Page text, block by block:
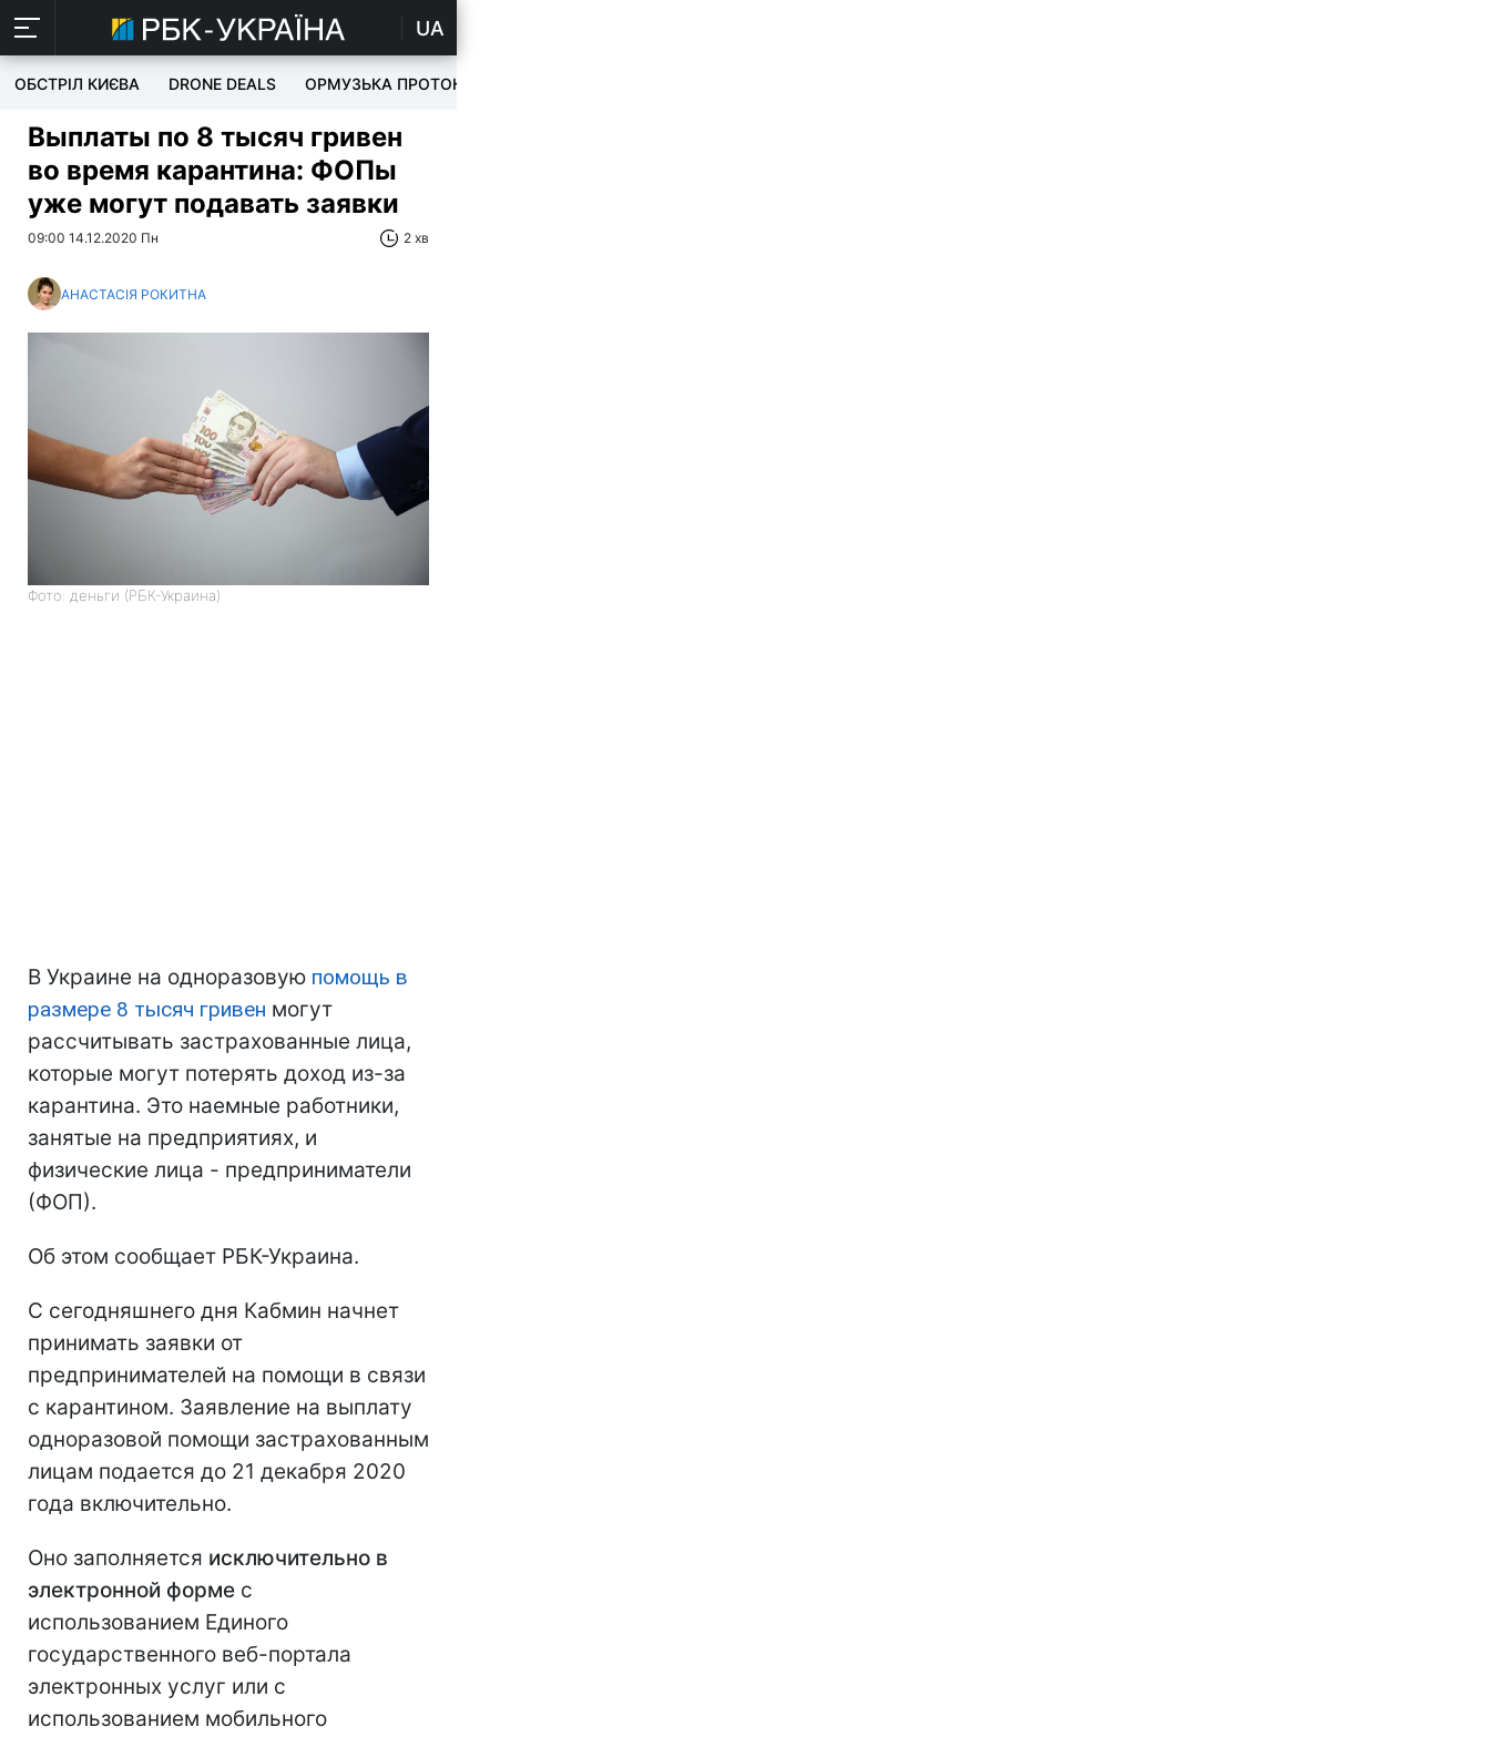
UA
ОБСТРІЛ КИЄВА DRONE DEALS ОРМУЗЬКА ПРОТОКА
Выплаты по 8 тысяч гривен
во время карантина: ФОПы
уже могут подавать заявки
09:00 14.12.2020 Пн 2 хв
АНАСТАСІЯ РОКИТНА
Фото: деньги (РБК-Украина)
В Украине на одноразовую помощь в
размере 8 тысяч гривен могут
рассчитывать застрахованные лица,
которые могут потерять доход из-за
карантина. Это наемные работники,
занятые на предприятиях, и
физические лица - предприниматели
(ФОП).
Об этом сообщает РБК-Украина.
С сегодняшнего дня Кабмин начнет
принимать заявки от
предпринимателей на помощи в связи
с карантином. Заявление на выплату
одноразовой помощи застрахованным
лицам подается до 21 декабря 2020
года включительно.
Оно заполняется исключительно в
электронной форме с
использованием Единого
государственного веб-портала
электронных услуг или с
использованием мобильного